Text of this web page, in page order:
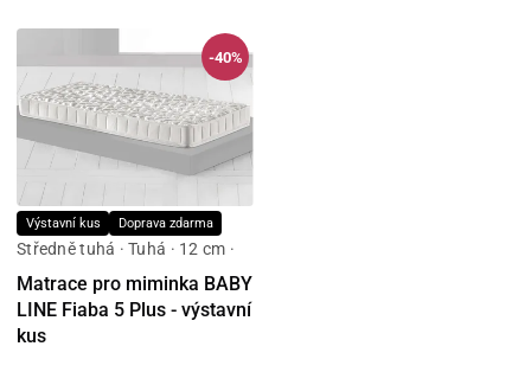
-40%
Výstavní kus Doprava zdarma
Středně tuhá · Tuhá · 12 cm ·
Matrace pro miminka BABY
LINE Fiaba 5 Plus - výstavní
kus